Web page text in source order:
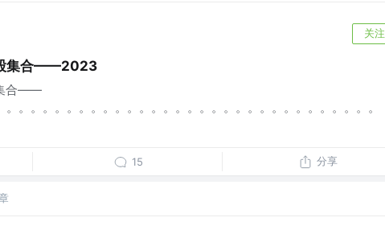
关注
集合——2023
合——
。。。。。。。。。。。。。。。。。。。。。。。。。。。。。。
15 分享